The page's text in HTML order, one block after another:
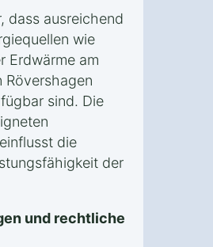
dass ausreichend
wie
Erdwärme am
Rövershagen
sind. Die
die
der
und rechtliche